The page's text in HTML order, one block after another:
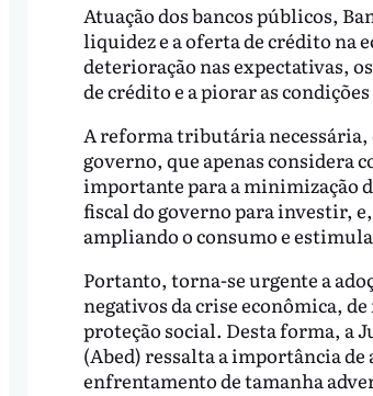
Atuação dos bancos públicos,
liquidez e a oferta de crédito na
deterioração nas expectativas,
de crédito e a piorar as
A reforma tributária necessária,
governo, que apenas considera
importante para a minimização
fiscal do governo para investir,
ampliando o consumo e
Portanto, torna-se urgente a
negativos da crise econômica,
proteção social. Desta forma, a
(Abed) ressalta a importância
enfrentamento de tamanha